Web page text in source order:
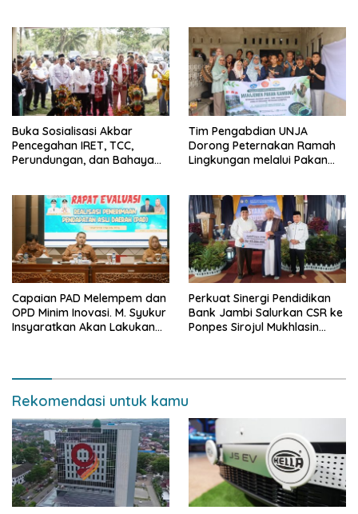
Buka Sosialisasi Akbar
Pencegahan IRET, TCC,
Perundungan, dan Bahaya
bisa jaga diri, 60% masa
depan sudah ada di tangan”
Tim Pengabdian UNJA
Dorong Peternakan Ramah
Lingkungan melalui Pakan
Capaian PAD Melempem dan
OPD Minim Inovasi. M. Syukur
Insyaratkan Akan Lakukan
Perkuat Sinergi Pendidikan
Bank Jambi Salurkan CSR ke
Ponpes Sirojul Mukhlasin
Rekomendasi untuk kamu